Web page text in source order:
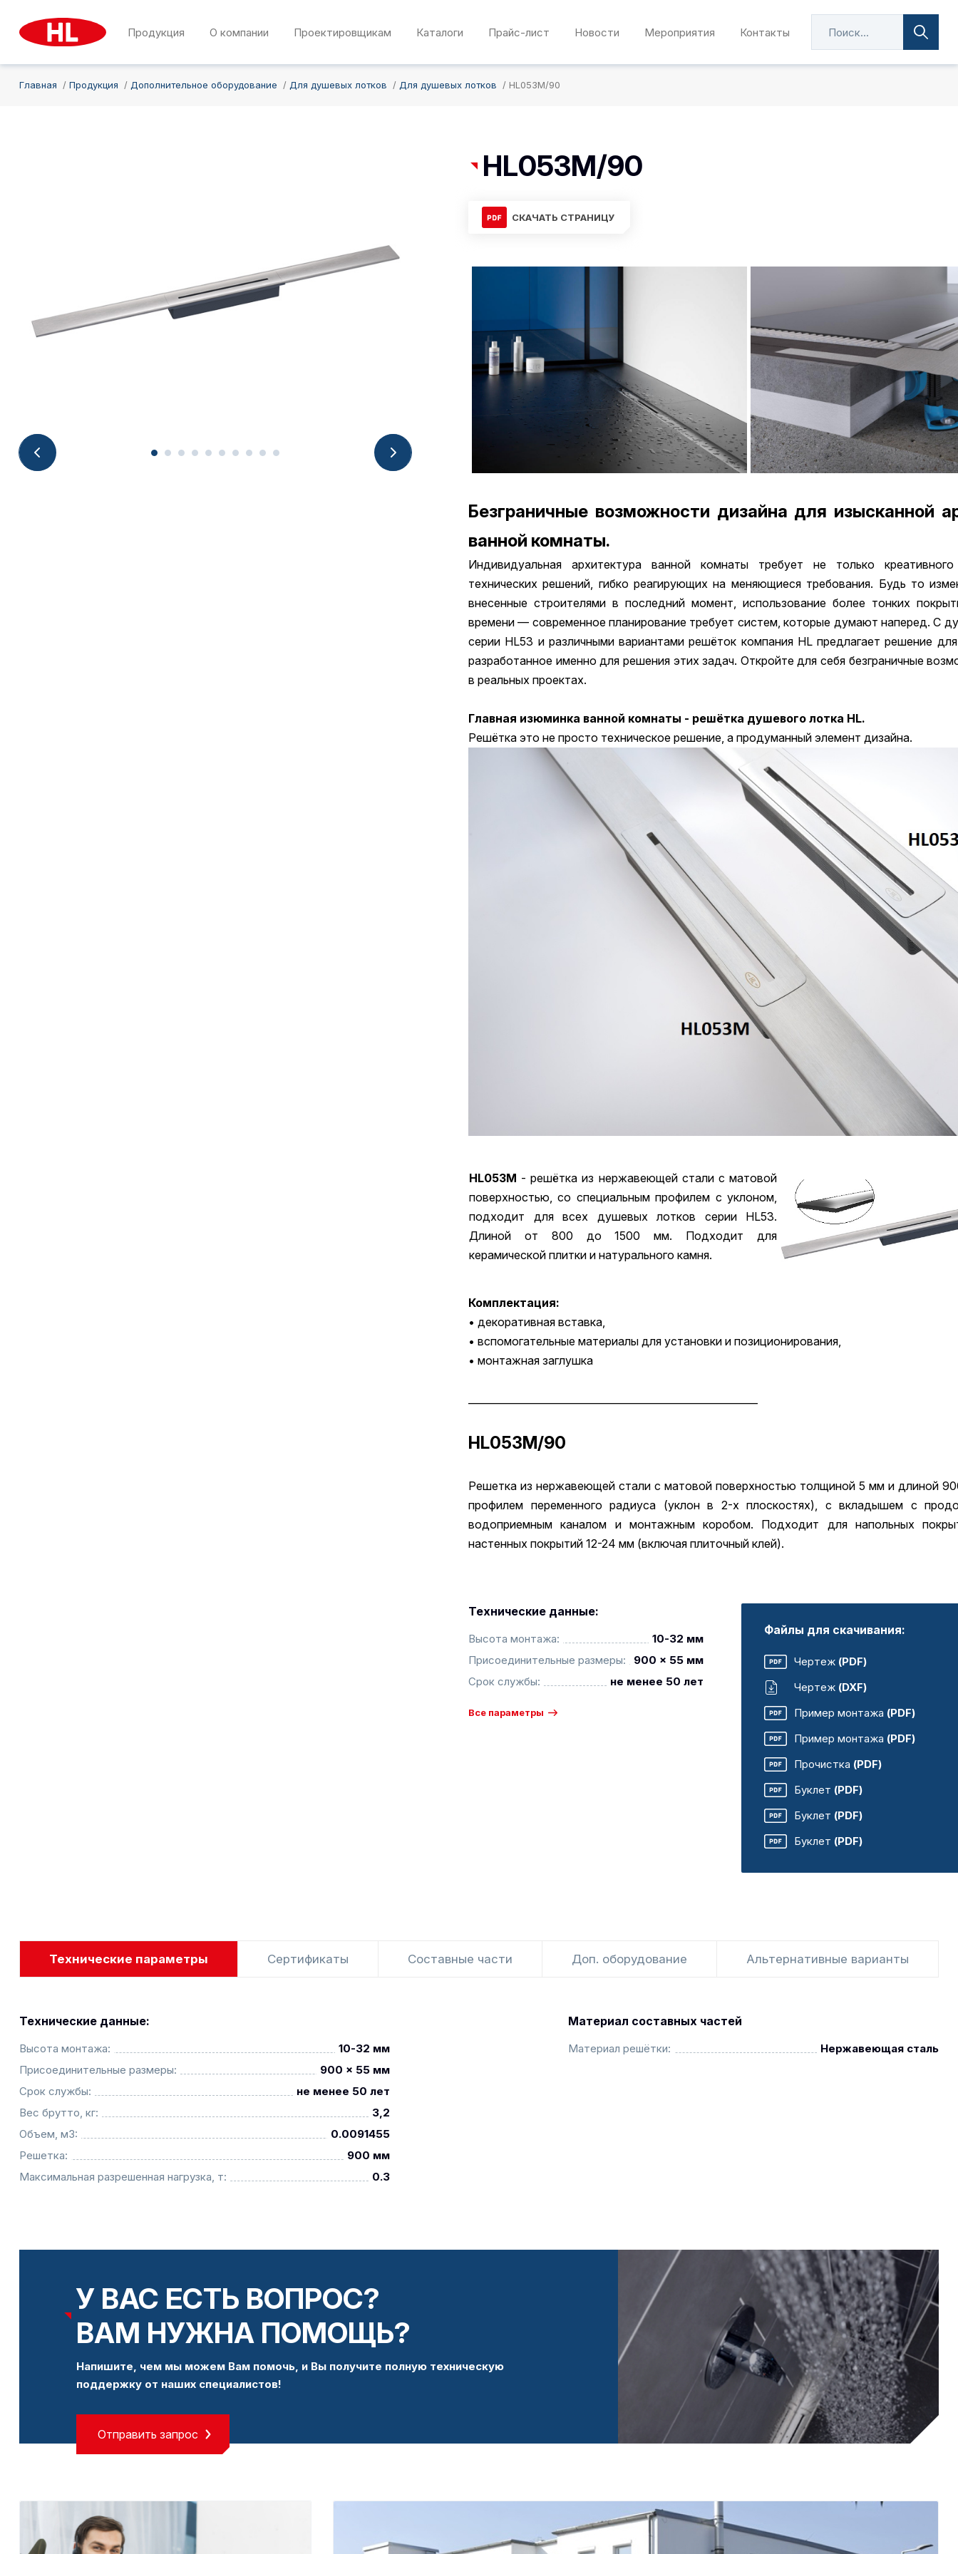
Продукция О компании Проектировщикам Каталоги Прайс-лист Новости Мероприятия Контакты
Главная Продукция Дополнительное оборудование Для душевых лотков Для душевых лотков HL053M/90
HL053M/90
СКАЧАТЬ СТРАНИЦУ
Безграничные возможности дизайна для изысканной
ванной комнаты.
Индивидуальная архитектура ванной комнаты требует не только
технических решений, гибко реагирующих на меняющиеся требования. Будь то
внесенные строителями в последний момент, использование более тонких
времени — современное планирование требует систем, которые думают наперед. С
серии HL53 и различными вариантами решёток компания HL предлагает решение
разработанное именно для решения этих задач. Откройте для себя безграничные
в реальных проектах.
Главная изюминка ванной комнаты - решётка душевого лотка HL.
Решётка это не просто техническое решение, а продуманный элемент дизайна.
HL053M - решётка из нержавеющей стали с матовой
поверхностью, со специальным профилем с уклоном,
подходит для всех душевых лотков серии HL53.
Длиной от 800 до 1500 мм. Подходит для
керамической плитки и натурального камня.
Комплектация:
• декоративная вставка,
• вспомогательные материалы для установки и позиционирования,
• монтажная заглушка
HL053M/90
Решетка из нержавеющей стали с матовой поверхностью толщиной 5 мм и длиной
профилем переменного радиуса (уклон в 2-х плоскостях), с вкладышем с
водоприемным каналом и монтажным коробом. Подходит для напольных
настенных покрытий 12-24 мм (включая плиточный клей).
Технические данные:
Высота монтажа:
10-32 мм
Присоединительные размеры:
900 x 55 мм
Срок службы:
не менее 50 лет
Все параметры
Файлы для скачивания:
Чертеж (PDF)
Чертеж (DXF)
Пример монтажа (PDF)
Пример монтажа (PDF)
Прочистка (PDF)
Буклет (PDF)
Буклет (PDF)
Буклет (PDF)
Технические параметры Сертификаты Составные части Доп. оборудование Альтернативные варианты
Технические данные:
Высота монтажа:
10-32 мм
Присоединительные размеры:
900 x 55 мм
Срок службы:
не менее 50 лет
Вес брутто, кг:
3,2
Объем, м3:
0.0091455
Решетка:
900 мм
Максимальная разрешенная нагрузка, т:
0.3
Материал составных частей
Материал решётки: Нержавеющая сталь
У ВАС ЕСТЬ ВОПРОС?
ВАМ НУЖНА ПОМОЩЬ?
Напишите, чем мы можем Вам помочь, и Вы получите полную техническую
поддержку от наших специалистов!
Отправить запрос